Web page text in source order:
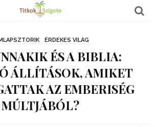
ÉRDEKES VILÁG
ÉS A BIBLIA:
ÁLLÍTÁSOK, AMIKET
AZ EMBERISÉG
MÚLTJÁBÓL?